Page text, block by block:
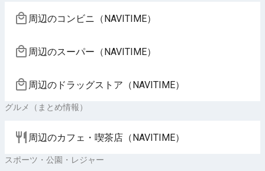
周辺のコンビニ（NAVITIME）
周辺のスーパー（NAVITIME）
周辺のドラッグストア（NAVITIME）
グルメ（まとめ情報）
周辺のカフェ・喫茶店（NAVITIME）
スポーツ・公園・レジャー